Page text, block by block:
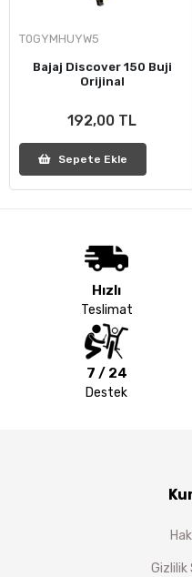
T0GYMHUYW5
Bajaj Discover 150 Buji
Orijinal
192,00 TL
Sepete Ekle
Hızlı
Teslimat
7 / 24
Destek
Gizlilik